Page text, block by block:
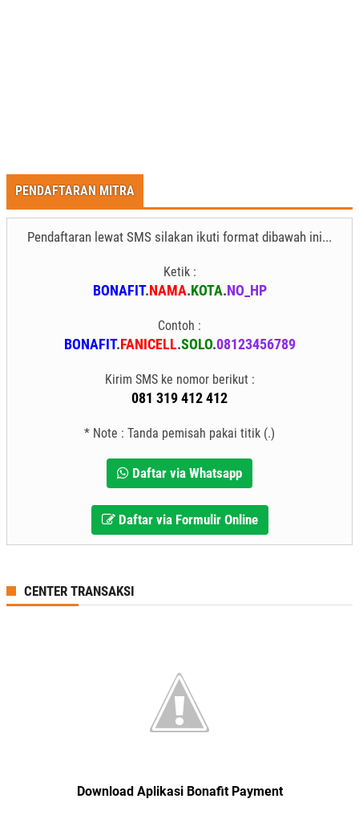
PENDAFTARAN MITRA
Pendaftaran lewat SMS silakan ikuti format dibawah ini...
Ketik :
BONAFIT.NAMA.KOTA.NO_HP
Contoh :
BONAFIT.FANICELL.SOLO.08123456789
Kirim SMS ke nomor berikut :
081 319 412 412
* Note : Tanda pemisah pakai titik (.)
Daftar via Whatsapp
Daftar via Formulir Online
CENTER TRANSAKSI
Download Aplikasi Bonafit Payment